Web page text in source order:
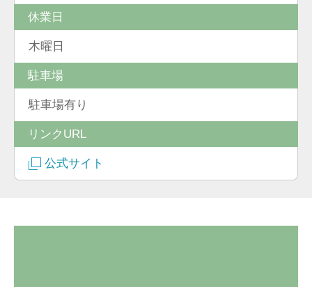
休業日
木曜日
駐車場
駐車場有り
リンクURL
公式サイト